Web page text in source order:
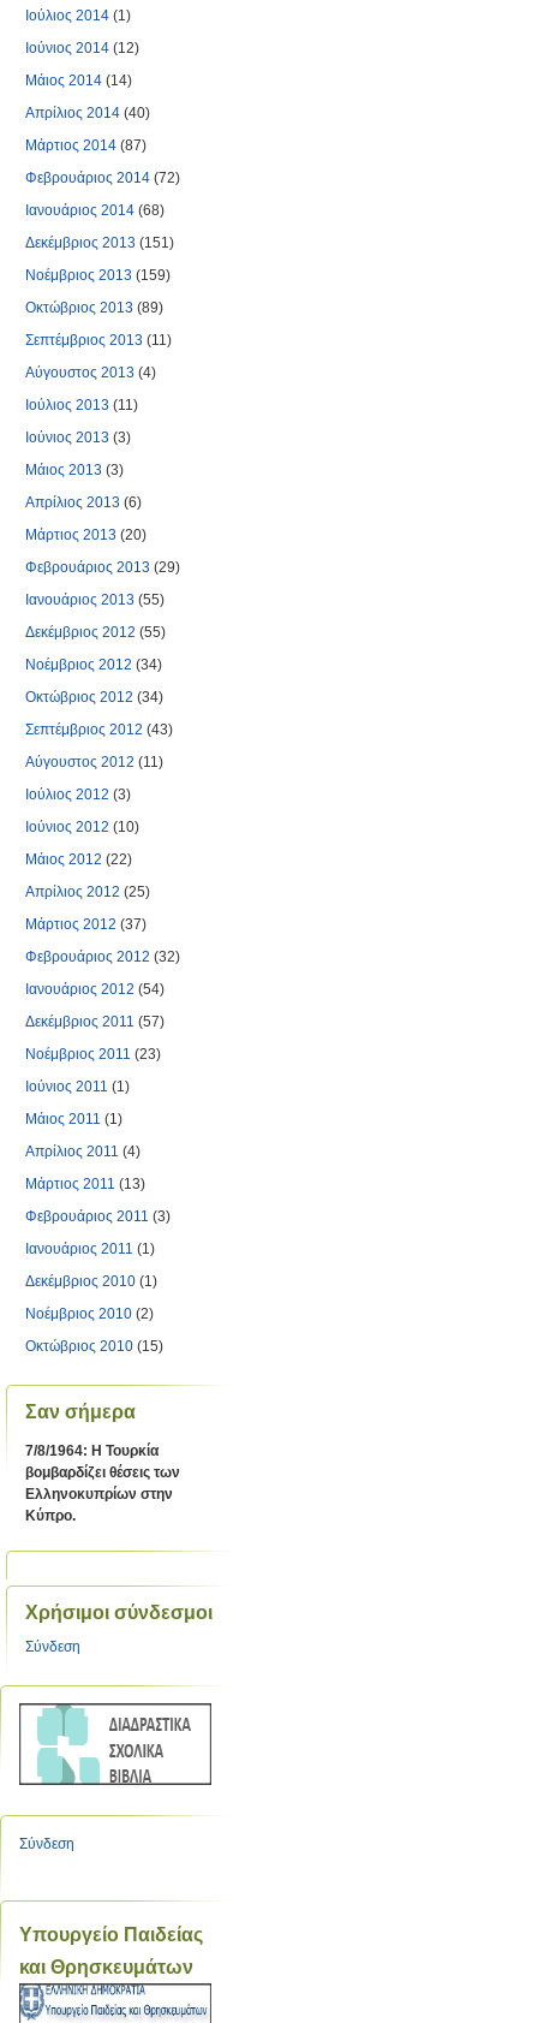
Σύνδεση
Υπουργείο Παιδείας
και Θρησκευμάτων
Ιούλιος 2014 (1)
Ιούνιος 2014 (12)
Μάιος 2014 (14)
Απρίλιος 2014 (40)
Μάρτιος 2014 (87)
Φεβρουάριος 2014 (72)
Ιανουάριος 2014 (68)
Δεκέμβριος 2013 (151)
Νοέμβριος 2013 (159)
Οκτώβριος 2013 (89)
Σεπτέμβριος 2013 (11)
Αύγουστος 2013 (4)
Ιούλιος 2013 (11)
Ιούνιος 2013 (3)
Μάιος 2013 (3)
Απρίλιος 2013 (6)
Μάρτιος 2013 (20)
Φεβρουάριος 2013 (29)
Ιανουάριος 2013 (55)
Δεκέμβριος 2012 (55)
Νοέμβριος 2012 (34)
Οκτώβριος 2012 (34)
Σεπτέμβριος 2012 (43)
Αύγουστος 2012 (11)
Ιούλιος 2012 (3)
Ιούνιος 2012 (10)
Μάιος 2012 (22)
Απρίλιος 2012 (25)
Μάρτιος 2012 (37)
Φεβρουάριος 2012 (32)
Ιανουάριος 2012 (54)
Δεκέμβριος 2011 (57)
Νοέμβριος 2011 (23)
Ιούνιος 2011 (1)
Μάιος 2011 (1)
Απρίλιος 2011 (4)
Μάρτιος 2011 (13)
Φεβρουάριος 2011 (3)
Ιανουάριος 2011 (1)
Δεκέμβριος 2010 (1)
Νοέμβριος 2010 (2)
Οκτώβριος 2010 (15)
Σαν σήμερα
7/8/1964: Η Τουρκία
βομβαρδίζει θέσεις των
Ελληνοκυπρίων στην
Κύπρο.
Χρήσιμοι σύνδεσμοι
Σύνδεση